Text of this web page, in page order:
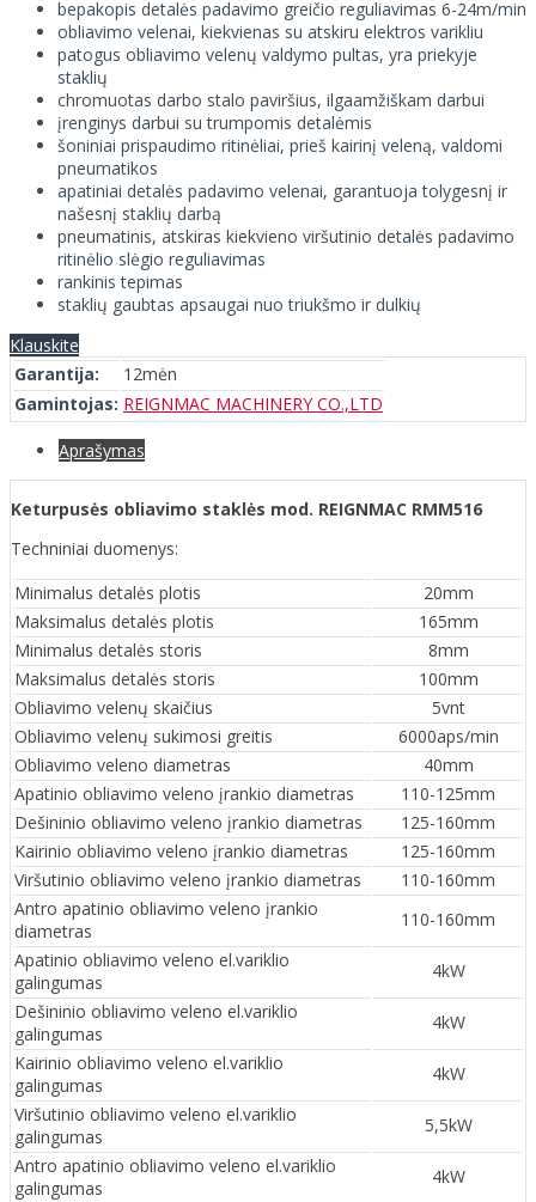
bepakopis detalės padavimo greičio reguliavimas 6-24m/min
obliavimo velenai, kiekvienas su atskiru elektros varikliu
patogus obliavimo velenų valdymo pultas, yra priekyje
staklių
chromuotas darbo stalo paviršius, ilgaamžiškam darbui
įrenginys darbui su trumpomis detalėmis
šoniniai prispaudimo ritinėliai, prieš kairinį veleną, valdomi
pneumatikos
apatiniai detalės padavimo velenai, garantuoja tolygesnį ir
našesnį staklių darbą
pneumatinis, atskiras kiekvieno viršutinio detalės padavimo
ritinėlio slėgio reguliavimas
rankinis tepimas
staklių gaubtas apsaugai nuo triukšmo ir dulkių
Klauskite
Garantija:
12mėn
Gamintojas: REIGNMAC MACHINERY CO.,LTD
Aprašymas
Keturpusės obliavimo staklės mod. REIGNMAC RMM516
Techniniai duomenys:
Minimalus detalės plotis
20mm
Maksimalus detalės plotis
165mm
Minimalus detalės storis
8mm
Maksimalus detalės storis
100mm
Obliavimo velenų skaičius
5vnt
Obliavimo velenų sukimosi greitis
6000aps/min
Obliavimo veleno diametras
40mm
Apatinio obliavimo veleno įrankio diametras
110-125mm
Dešininio obliavimo veleno įrankio diametras
125-160mm
Kairinio obliavimo veleno įrankio diametras
125-160mm
Viršutinio obliavimo veleno įrankio diametras
110-160mm
Antro apatinio obliavimo veleno įrankio
diametras
110-160mm
Apatinio obliavimo veleno el.variklio
galingumas
4kW
Dešininio obliavimo veleno el.variklio
galingumas
4kW
Kairinio obliavimo veleno el.variklio
galingumas
4kW
Viršutinio obliavimo veleno el.variklio
galingumas
5,5kW
Antro apatinio obliavimo veleno el.variklio
galingumas
4kW